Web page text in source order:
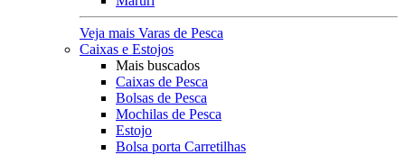
Veja mais Varas de Pesca
Caixas e Estojos
Mais buscados
Caixas de Pesca
Bolsas de Pesca
Mochilas de Pesca
Estojo
Bolsa porta Carretilhas